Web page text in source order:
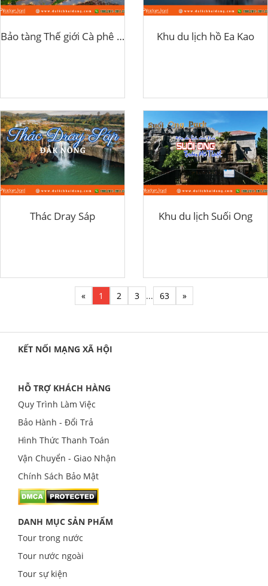
Bảo tàng Thế giới Cà phê Buôn Ma Thuột Khu du lịch hồ Ea Kao
Thác Dray Sáp Khu du lịch Suối Ong
« 1 2 3 ... 63 »
KẾT NỐI MẠNG XÃ HỘI
HỖ TRỢ KHÁCH HÀNG
Quy Trình Làm Việc
Bảo Hành - Đổi Trả
Hình Thức Thanh Toán
Vận Chuyển - Giao Nhận
Chính Sách Bảo Mật
DANH MỤC SẢN PHẨM
Tour trong nước
Tour nước ngoài
Tour sự kiện